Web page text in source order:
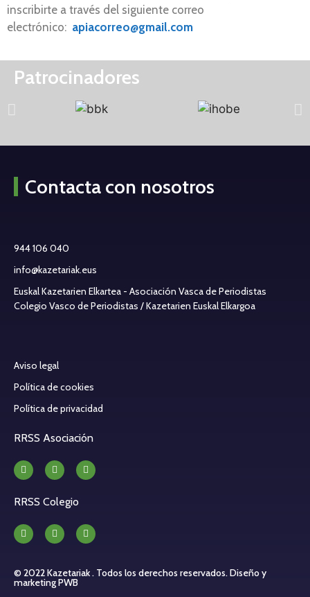
inscribirte a través del siguiente correo
electrónico: apiacorreo@gmail.com
Patrocinadores
Contacta con nosotros
944 106 040
info@kazetariak.eus
Euskal Kazetarien Elkartea - Asociación Vasca de Periodistas
Colegio Vasco de Periodistas / Kazetarien Euskal Elkargoa
Aviso legal
Política de cookies
Política de privacidad
RRSS Asociación
RRSS Colegio
© 2022 Kazetariak . Todos los derechos reservados.Diseño y
marketing PWB